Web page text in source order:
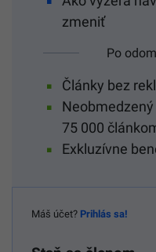
zmeniť
Po
Články bez
75 000
Exkluzívne
Máš účet? Prihlás sa!